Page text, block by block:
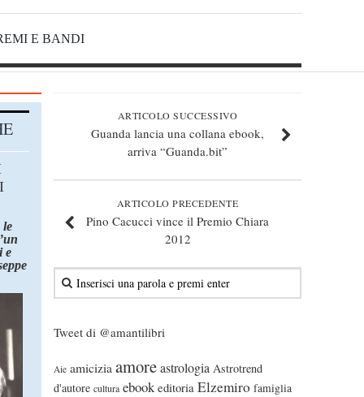
E BANDI
ARTICOLO SUCCESSIVO
Guanda lancia una collana ebook,
arriva “Guanda.bit”
ARTICOLO PRECEDENTE
Pino Cacucci vince il Premio Chiara
2012
Tweet di @amantilibri
Aie amicizia amoreastrologia Astrotrend
d'autore cultura ebook editoria Elzemiro famiglia
le
e